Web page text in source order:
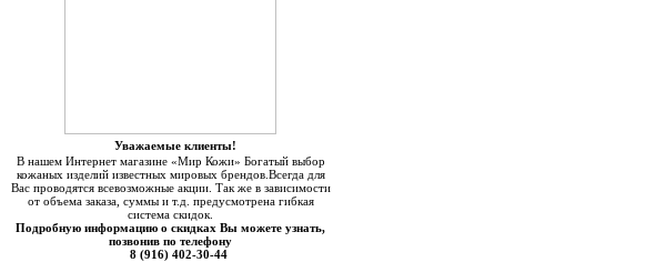
Уважаемые клиенты!
В нашем Интернет магазине «Мир Кожи» Богатый выбор
кожаных изделий известных мировых брендов.Всегда для
Вас проводятся всевозможные акции. Так же в зависимости
от объема заказа, суммы и т.д. предусмотрена гибкая
система скидок.
Подробную информацию о скидках Вы можете узнать,
позвонив по телефону
8 (916) 402-30-44